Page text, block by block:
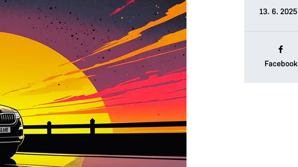
13. 6. 2025
Facebook